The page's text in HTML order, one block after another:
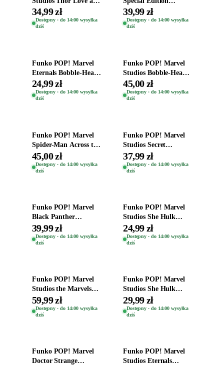
Thunder Bobble-Head
Miek 1045
34,99 zł
Dostępny · do 14:00 wysyłka
dziś
Bobble-Head Figurka
Captain America 648
39,99 zł
Dostępny · do 14:00 wysyłka
dziś
Funko POP! Marvel
Eternals Bobble-Head
Oryginalna Figurka
Ikaris 727
24,99 zł
Dostępny · do 14:00 wysyłka
dziś
Funko POP! Marvel
Studios Bobble-Head
Hercules (Special
Edition) 1061
45,00 zł
Dostępny · do 14:00 wysyłka
dziś
Funko POP! Marvel
Spider-Man Across the
Spider Verse Medieval
Vulture 1230
45,00 zł
Dostępny · do 14:00 wysyłka
dziś
Funko POP! Marvel
Studios Secret
Invasion Bobble-Head
Figurka Gravik 1331
37,99 zł
Dostępny · do 14:00 wysyłka
dziś
Funko POP! Marvel
Black Panther
Wakanda Forever
Figurka Ironheart Mk
2 1176
39,99 zł
Dostępny · do 14:00 wysyłka
dziś
Funko POP! Marvel
Studios She Hulk
Bobble-Head Figurka
Titania 1132
24,99 zł
Dostępny · do 14:00 wysyłka
dziś
Funko POP! Marvel
Studios the Marvels
Bobble-Head Figurka
Photon 1250
59,99 zł
Dostępny · do 14:00 wysyłka
dziś
Funko POP! Marvel
Studios She Hulk
Bobble-Head Figurka
Jennifer 1128
29,99 zł
Dostępny · do 14:00 wysyłka
dziś
Funko POP! Marvel
Doctor Strange
Funko POP! Marvel
Studios Eternals